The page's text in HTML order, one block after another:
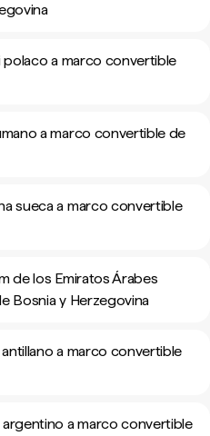
a marco convertible
a marco convertible de
sueca a marco convertible
de los Emiratos Árabes
Bosnia y Herzegovina
a marco convertible
a marco convertible